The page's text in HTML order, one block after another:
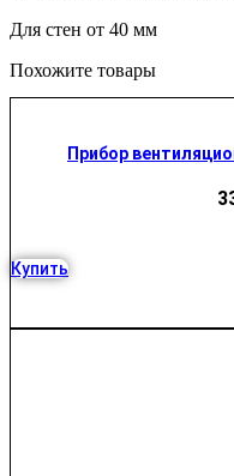
Для стен от 40 мм
Похожите товары
Прибор
Купить